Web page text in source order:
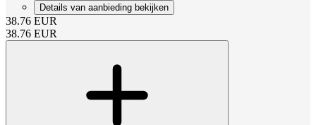
Details van aanbieding bekijken
38.76 EUR
38.76 EUR